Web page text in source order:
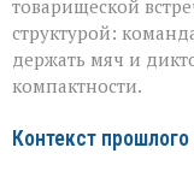
товарищеской
структурой:
держать мяч и
компактности.
Контекст прошлого